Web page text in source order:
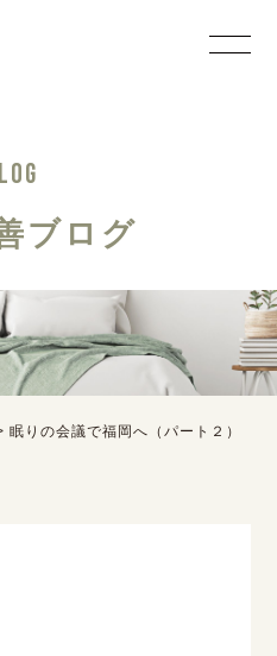
ブログ
眠りの会議で福岡へ（パート２）